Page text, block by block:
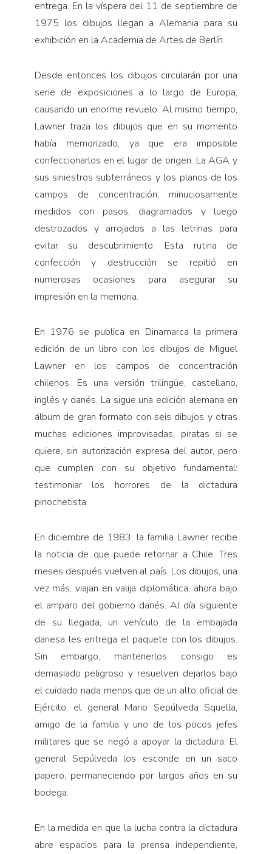
entrega. En la víspera del 11 de septiembre de
1975 los dibujos llegan a Alemania para su
exhibición en la Academia de Artes de Berlín.
Desde entonces los dibujos circularán por una
serie de exposiciones a lo largo de Europa,
causando un enorme revuelo. Al mismo tiempo,
Lawner traza los dibujos que en su momento
había memorizado, ya que era imposible
confeccionarlos en el lugar de origen. La AGA y
sus siniestros subterráneos y los planos de los
campos de concentración, minuciosamente
medidos con pasos, diagramados y luego
destrozados y arrojados a las letrinas para
evitar su descubrimiento. Esta rutina de
confección y destrucción se repitió en
numerosas ocasiones para asegurar su
impresión en la memoria.
En 1976 se publica en Dinamarca la primera
edición de un libro con los dibujos de Miguel
Lawner en los campos de concentración
chilenos. Es una versión trilingüe, castellano,
inglés y danés. La sigue una edición alemana en
álbum de gran formato con seis dibujos y otras
muchas ediciones improvisadas, piratas si se
quiere, sin autorización expresa del autor, pero
que cumplen con su objetivo fundamental:
testimoniar los horrores de la dictadura
pinochetista.
En diciembre de 1983, la familia Lawner recibe
la noticia de que puede retornar a Chile. Tres
meses después vuelven al país. Los dibujos, una
vez más, viajan en valija diplomática, ahora bajo
el amparo del gobierno danés. Al día siguiente
de su llegada, un vehículo de la embajada
danesa les entrega el paquete con los dibujos.
Sin embargo, mantenerlos consigo es
demasiado peligroso y resuelven dejarlos bajo
el cuidado nada menos que de un alto oficial de
Ejército, el general Mario Sepúlveda Squella,
amigo de la familia y uno de los pocos jefes
militares que se negó a apoyar la dictadura. El
general Sepúlveda los esconde en un saco
papero, permaneciendo por largos años en su
bodega.
En la medida en que la lucha contra la dictadura
abre espacios para la prensa independiente,